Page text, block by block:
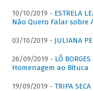
10/10/2019 - ESTRELA
Não Quero Falar sobre
03/10/2019 - JULIANA
26/09/2019 - LÔ
Homenagem ao Bituca
19/09/2019 - TRIPA